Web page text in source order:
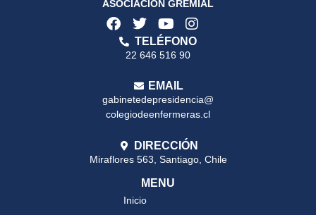
ASOCIACIÓN GREMIAL
TELÉFONO
22 646 516 90
EMAIL
gabinetedepresidencia@
colegiodeenfermeras.cl
DIRECCIÓN
Miraflores 563, Santiago, Chile
MENU
Inicio